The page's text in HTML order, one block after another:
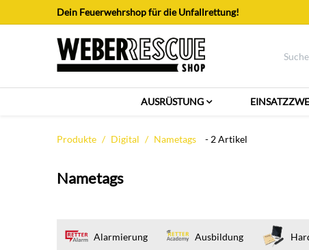
Zum Inhalt springenDein Feuerwehrshop für die Unfallrettung!
AUSRÜSTUNG
Produkte Digital Nametags - 2 Artikel
Nametags
Alarmierung Ausbildung